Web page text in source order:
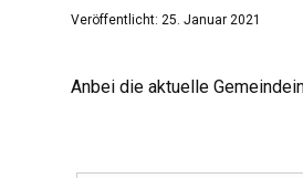
Veröffentlicht: 25. Januar 2021
Anbei die aktuelle